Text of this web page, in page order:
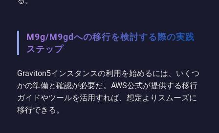
M9g/M9gdへの移行を検討する際の実践
ステップ
Graviton5インスタンスの利用を始めるには、いくつ
かの準備と確認が必要だ。AWS公式が提供する移行
ガイドやツールを活用すれば、想定よりスムーズに
移行できる。